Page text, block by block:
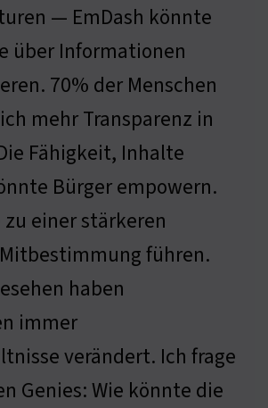
— EmDash könnte
über Informationen
70% der Menschen
mehr Transparenz in
Fähigkeit, Inhalte
Bürger empowern.
einer stärkeren
führen.
haben
immer
verändert. Ich frage
Genies: Wie könnte die